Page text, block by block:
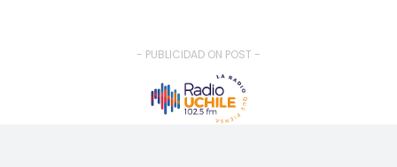
- PUBLICIDAD ON POST -